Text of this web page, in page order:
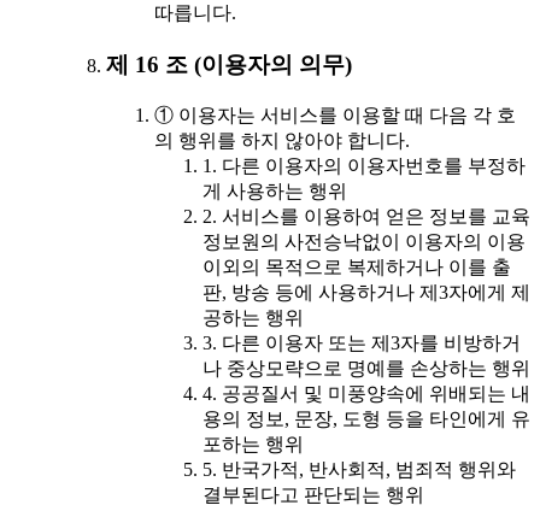
따릅니다.
제 16 조 (이용자의 의무)
① 이용자는 서비스를 이용할 때 다음 각 호
의 행위를 하지 않아야 합니다.
1. 다른 이용자의 이용자번호를 부정하
게 사용하는 행위
2. 서비스를 이용하여 얻은 정보를 교육
정보원의 사전승낙없이 이용자의 이용
이외의 목적으로 복제하거나 이를 출
판, 방송 등에 사용하거나 제3자에게 제
공하는 행위
3. 다른 이용자 또는 제3자를 비방하거
나 중상모략으로 명예를 손상하는 행위
4. 공공질서 및 미풍양속에 위배되는 내
용의 정보, 문장, 도형 등을 타인에게 유
포하는 행위
5. 반국가적, 반사회적, 범죄적 행위와
결부된다고 판단되는 행위